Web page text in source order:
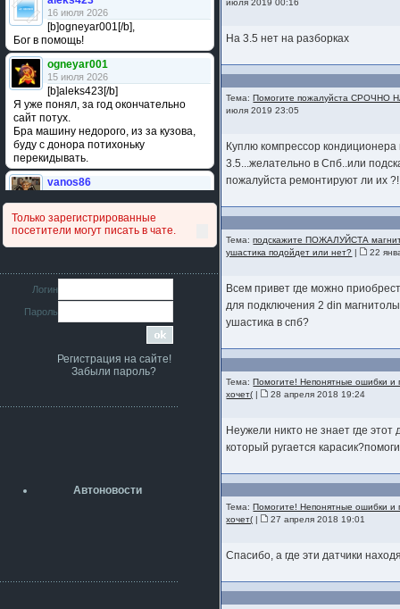
16 июля 2026
[b]ogneyar001[/b],
Бог в помощь!
ogneyar001
15 июля 2026
[b]aleks423[/b]
Я уже понял, за год окончательно
сайт потух.
Бра машину недорого, из за кузова,
буду с донора потихоньку
перекидывать.
vanos86
сравнивал подушку акпп бензиновой и
дизельной машины намера
4578063AG и 4578061AG? По фото
iMrCoffeeBLR4
11 июля 2026
[b]era124[/b],
Ага понял буду знать спасибо
era124
7 июля 2026
разболтовка 5х114.3 спокойно
А здесь уже кладбищенская тишина...
Только зарегистрированные
посетители могут писать в чате.
Логин
Пароль
Регистрация на сайте!
Забыли пароль?
Автоновости
июля 2019 00:16
На 3.5 нет на разборках
Тема:Помогите пожалуйста СРОЧНО
июля 2019 23:05
Куплю компрессор кондиционера
3.5...желательно в Спб..или
пожалуйста ремонтируют ли их ?!
Тема:подскажите ПОЖАЛУЙСТА
ушастика подойдет или нет? | 22
Всем привет где можно
для подключения 2 din
ушастика в спб?
Тема:Помогите! Непонятные ошибки и
хочет( | 28 апреля 2018 19:24
Неужели никто не знает где этот
который ругается
Тема:Помогите! Непонятные ошибки и
хочет( | 27 апреля 2018 19:01
Спасибо, а где эти датчики